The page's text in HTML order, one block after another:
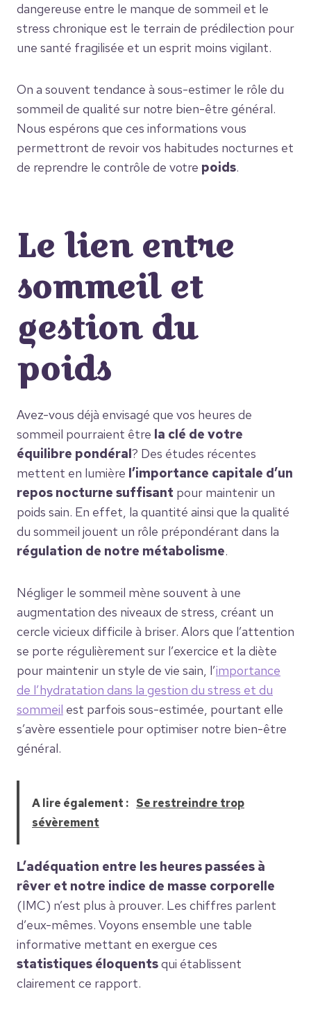
dangereuse entre le manque de sommeil et le
stress chronique est le terrain de prédilection pour
une santé fragilisée et un esprit moins vigilant.
On a souvent tendance à sous-estimer le rôle du
sommeil de qualité sur notre bien-être général.
Nous espérons que ces informations vous
permettront de revoir vos habitudes nocturnes et
de reprendre le contrôle de votre poids.
Le lien entre
sommeil et
gestion du
poids
Avez-vous déjà envisagé que vos heures de
sommeil pourraient être la clé de votre
équilibre pondéral? Des études récentes
mettent en lumière l’importance capitale d’un
repos nocturne suffisant pour maintenir un
poids sain. En effet, la quantité ainsi que la qualité
du sommeil jouent un rôle prépondérant dans la
régulation de notre métabolisme.
Négliger le sommeil mène souvent à une
augmentation des niveaux de stress, créant un
cercle vicieux difficile à briser. Alors que l’attention
se porte régulièrement sur l’exercice et la diète
pour maintenir un style de vie sain, l’importance
de l’hydratation dans la gestion du stress et du
sommeil est parfois sous-estimée, pourtant elle
s’avère essentiele pour optimiser notre bien-être
général.
A lire également : Se restreindre trop
sévèrement
L’adéquation entre les heures passées à
rêver et notre indice de masse corporelle
(IMC) n’est plus à prouver. Les chiffres parlent
d’eux-mêmes. Voyons ensemble une table
informative mettant en exergue ces
statistiques éloquentsqui établissent
clairement ce rapport.